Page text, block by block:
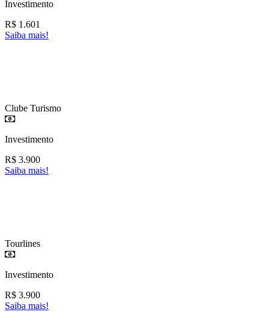
Investimento
R$ 1.601
Saiba mais!
Clube Turismo
Investimento
R$ 3.900
Saiba mais!
Tourlines
Investimento
R$ 3.900
Saiba mais!